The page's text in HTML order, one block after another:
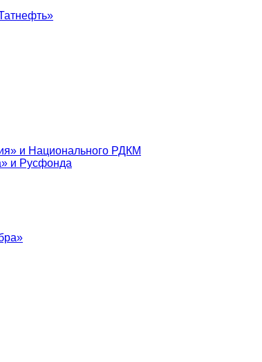
и Национального РДКМ
и Русфонда